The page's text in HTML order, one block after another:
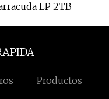
LP 2TB
Productos